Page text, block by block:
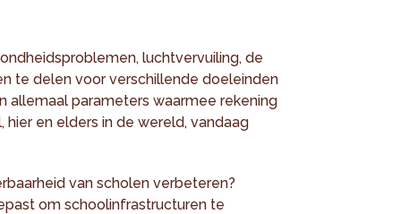
luchtvervuiling, de
te delen voor verschillende doeleinden
allemaal parameters waarmee rekening
en elders in de wereld, vandaag
van scholen verbeteren?
om schoolinfrastructuren te